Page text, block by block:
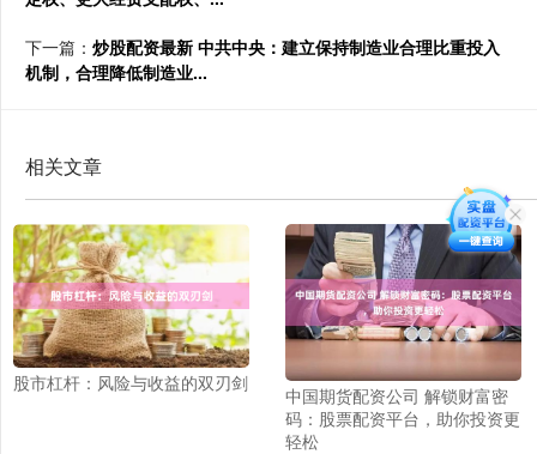
下一篇： 炒股配资最新 中共中央：建立保持制造业合理比重投入
机制，合理降低制造业...
相关文章
股市杠杆：风险与收益的双刃剑
中国期货配资公司 解锁财富密
码：股票配资平台，助你投资更
轻松